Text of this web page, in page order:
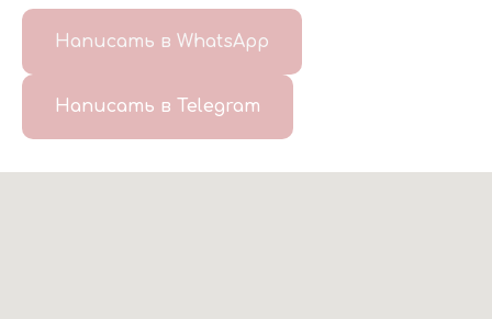
Написать в WhatsApp
Написать в Telegram